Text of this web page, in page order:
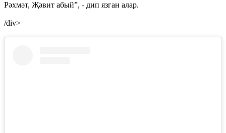
Рәхмәт, Җәвит абый”, - дип язган алар.
/div>